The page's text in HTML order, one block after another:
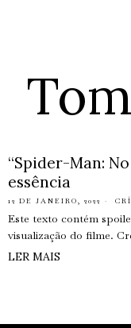
“Spider-Man:
essência
12 DE JANEIRO, 2022
Este texto contém
visualização do filme.
LER MAIS